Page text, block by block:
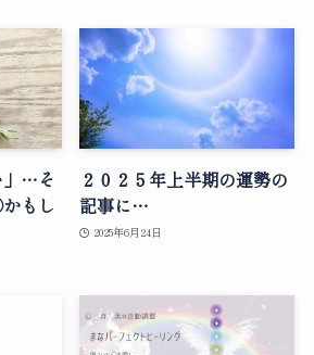
」…そ
もし
２０２５年上半期の運勢の
記事に…
2025年6月24日